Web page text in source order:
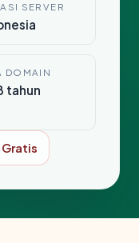
SERVER
DOMAIN
tahun
Gratis